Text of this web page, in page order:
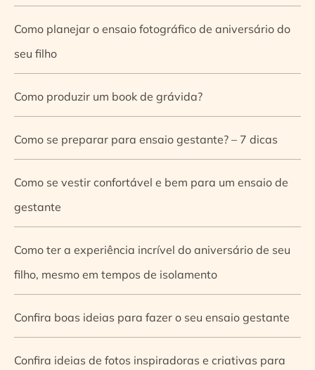
Como planejar o ensaio fotográfico de aniversário do
seu filho
Como produzir um book de grávida?
Como se preparar para ensaio gestante? – 7 dicas
Como se vestir confortável e bem para um ensaio de
gestante
Como ter a experiência incrível do aniversário de seu
filho, mesmo em tempos de isolamento
Confira boas ideias para fazer o seu ensaio gestante
Confira ideias de fotos inspiradoras e criativas para